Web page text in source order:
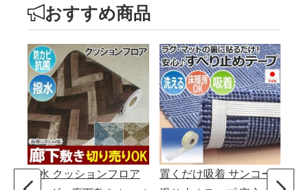
おすすめ商品
撥水 クッションフロア
置くだけ吸着 サンコー